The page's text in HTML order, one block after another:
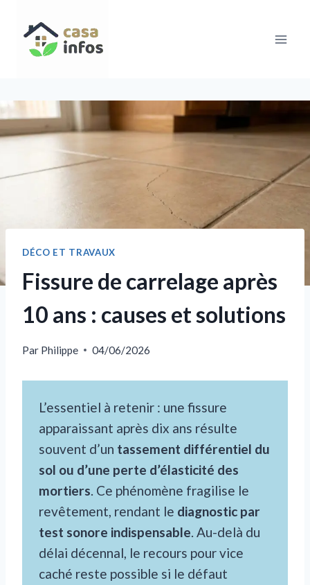
contenu
DÉCO ET TRAVAUX
Fissure de carrelage après
10 ans : causes et solutions
Par Philippe 04/06/2026
L’essentiel à retenir : une fissure
apparaissant après dix ans résulte
souvent d’un tassement différentiel du
sol ou d’une perte d’élasticité des
mortiers. Ce phénomène fragilise le
revêtement, rendant le diagnostic par
test sonore indispensable. Au-delà du
délai décennal, le recours pour vice
caché reste possible si le défaut